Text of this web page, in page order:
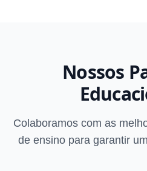
Nossos
Colaboramos com as
de ensino para garantir